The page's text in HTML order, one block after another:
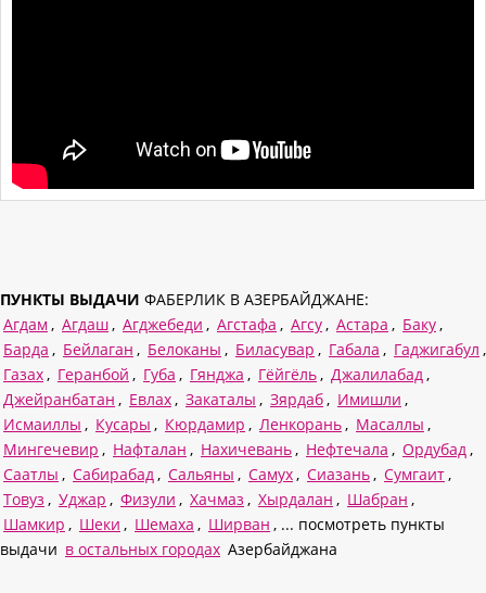
ПУНКТЫ ВЫДАЧИ ФАБЕРЛИК В АЗЕРБАЙДЖАНЕ:
Агдам , Агдаш , Агджебеди , Агстафа , Агсу , Астара , Баку ,
Барда , Бейлаган , Белоканы , Биласувар , Габала , Гаджигабул ,
Газах , Геранбой , Губа , Гянджа , Гёйгёль , Джалилабад ,
Джейранбатан , Евлах , Закаталы , Зярдаб , Имишли ,
Исмаиллы , Кусары , Кюрдамир , Ленкорань , Масаллы ,
Мингечевир , Нафталан , Нахичевань , Нефтечала , Ордубад ,
Саатлы , Сабирабад , Сальяны , Самух , Сиазань , Сумгаит ,
Товуз , Уджар , Физули , Хачмаз , Хырдалан , Шабран ,
Шамкир , Шеки , Шемаха , Ширван , ... посмотреть пункты
выдачи в остальных городах Азербайджана